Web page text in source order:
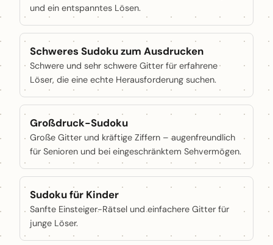
und ein entspanntes Lösen.
Schweres Sudoku zum Ausdrucken
Schwere und sehr schwere Gitter für erfahrene
Löser, die eine echte Herausforderung suchen.
Großdruck-Sudoku
Große Gitter und kräftige Ziffern – augenfreundlich
für Senioren und bei eingeschränktem Sehvermögen.
Sudoku für Kinder
Sanfte Einsteiger-Rätsel und einfachere Gitter für
junge Löser.